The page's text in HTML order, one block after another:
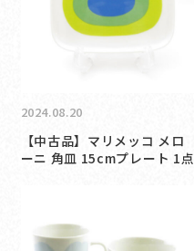
2024.08.20
【中古品】マリメッコ メロ
ーニ 角皿 15cmプレート 1点